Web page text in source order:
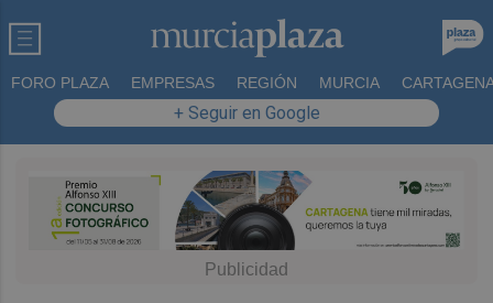
FORO PLAZA EMPRESAS REGIÓN MURCIA
+ Seguir en Google